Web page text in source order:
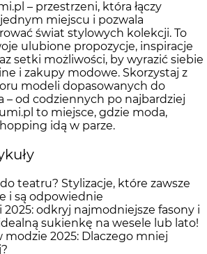
– przestrzeni, która łączy
miejscu i pozwala
świat stylowych kolekcji. To
ulubione propozycje, inspiracje
setki możliwości, by wyrazić siebie
i zakupy modowe. Skorzystaj z
modeli dopasowanych do
– od codziennych po najbardziej
to miejsce, gdzie moda,
idą w parze.
teatru? Stylizacje, które zawsze
i są odpowiednie
odkryj najmodniejsze fasony i
sukienkę na wesele lub lato!
modzie 2025: Dlaczego mniej